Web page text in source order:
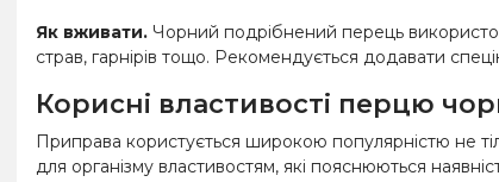
Як вживати. Чорний подрібнений перець
страв, гарнірів тощо. Рекомендується додавати
Корисні властивості перцю
Приправа користується широкою популярністю не
для організму властивостям, які пояснюються